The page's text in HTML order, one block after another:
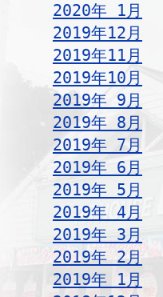
2020年 1月
2019年12月
2019年11月
2019年10月
2019年 9月
2019年 8月
2019年 7月
2019年 6月
2019年 5月
2019年 4月
2019年 3月
2019年 2月
2019年 1月